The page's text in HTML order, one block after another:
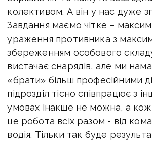
колективом. А він у нас дуже
Завдання маємо чітке –
ураження противника з
збереженням особового
вистачає снарядів, але ми
«брати» більш професійними
підрозділ тісно співпрацює з
умовах інакше не можна, а
це робота всіх разом - від
водія. Тільки так буде